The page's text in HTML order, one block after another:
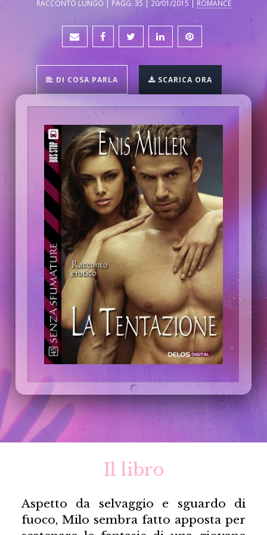
RACCONTO LUNGO | PAGG. 35 | 20/01/2015 | ROMANCE
DI COSA PARLA SCARICA ORA
Il libro
Aspetto da selvaggio e sguardo di
fuoco, Milo sembra fatto apposta per